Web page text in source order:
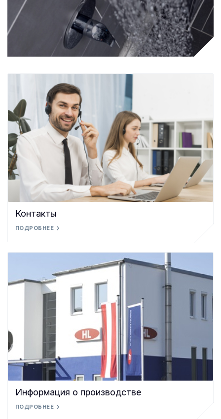
Контакты
ПОДРОБНЕЕ
Информация о производстве
ПОДРОБНЕЕ